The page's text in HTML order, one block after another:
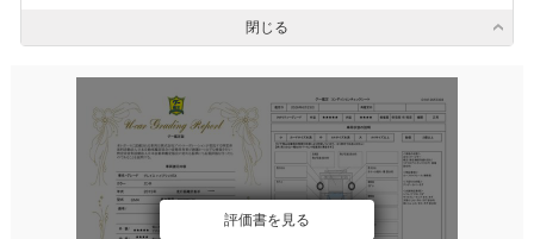
閉じる
評価書を見る